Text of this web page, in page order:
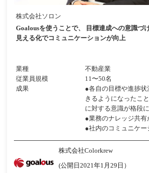
株式会社ソロン
Goalousを使うことで、 目標達成への意識づ
見える化でコミュニケーションが向上
業種
不動産業
従業員規模
11〜50名
成果
●各自の目標や進捗
きるようになったこ
に対する意識が格段
●業務のナレッジ共有
●社内のコミュニケ
株式会社Colorkrew
(公開日2021年1月29日）